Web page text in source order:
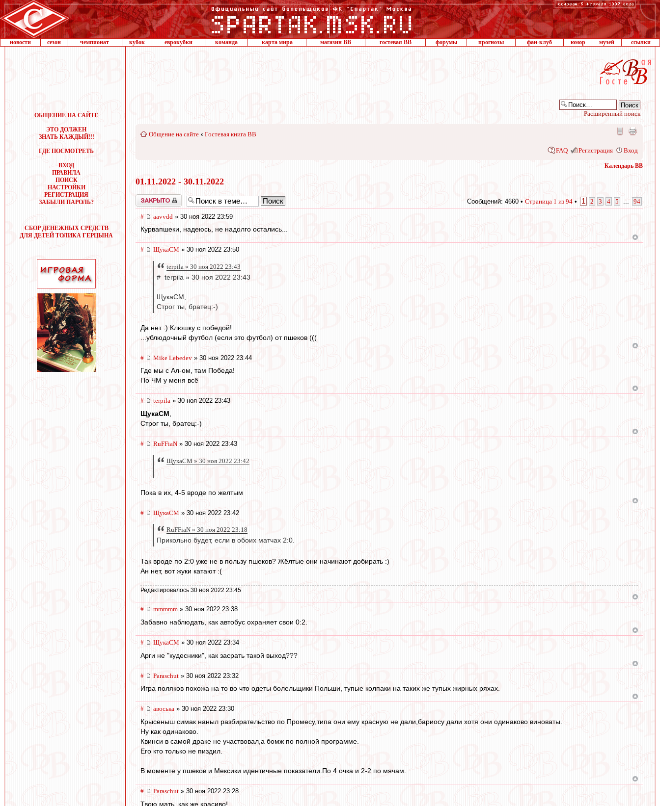
новости сезон чемпионат кубок еврокубки команда карта мира магазин ВВ гостевая ВВ форумы прогнозы фан-клуб юмор музей ссылки
ОБЩЕНИЕ НА САЙТЕ
ЭТО ДОЛЖЕН
ЗНАТЬ КАЖДЫЙ!!!
ГДЕ ПОСМОТРЕТЬ
ВХОД
ПРАВИЛА
ПОИСК
НАСТРОЙКИ
РЕГИСТРАЦИЯ
ЗАБЫЛИ ПАРОЛЬ?
СБОР ДЕНЕЖНЫХ СРЕДСТВ
ДЛЯ ДЕТЕЙ ТОЛИКА ГЕРЦЫНА
Расширенный поиск
Общение на сайте ‹ Гостевая книга ВВ
FAQ Регистрация Вход
Календарь ВВ
01.11.2022 - 30.11.2022
Закрыто Сообщений: 4660 • Страница 1 из 94 • 1 2 3 4 5 94
# aavvdd » 30 ноя 2022 23:59
Курвапшеки, надеюсь, не надолго остались...
# ЩукаСМ » 30 ноя 2022 23:50
terpila » 30 ноя 2022 23:43
# terpila » 30 ноя 2022 23:43
ЩукаСМ,
Строг ты, братец:-)
Да нет :) Клюшку с победой!
...ублюдочный футбол (если это футбол) от пшеков (((
# Mike Lebedev » 30 ноя 2022 23:44
Где мы с Ал-ом, там Победа!
По ЧМ у меня всё
# terpila » 30 ноя 2022 23:43
ЩукаСМ
Строг ты, братец:-)
# RuFFiaN » 30 ноя 2022 23:43
ЩукаСМ » 30 ноя 2022 23:42
Пока в их, 4-5 вроде по желтым
# ЩукаСМ » 30 ноя 2022 23:42
RuFFiaN » 30 ноя 2022 23:18
Прикольно будет, если в обоих матчах 2:0.
Так вроде по 2:0 уже не в пользу пшеков? Жёлтые они начинают добирать :)
Ан нет, вот жуки катают :(
Редактировалось 30 ноя 2022 23:45
# mmmmm » 30 ноя 2022 23:38
Забавно наблюдать, как автобус охраняет свои 0:2.
# ЩукаСМ » 30 ноя 2022 23:34
Арги не "кудесники", как засрать такой выход???
# Paraschut » 30 ноя 2022 23:32
Игра поляков похожа на то во что одеты болельщики Польши, тупые колпаки на таких же тупых жирных ряхах.
# авоська » 30 ноя 2022 23:30
Крысеныш симак наныл разбирательство по Промесу,типа они ему красную не дали,бариосу дали хотя они одинаково виноваты.
Ну как одинаково.
Квинси в самой драке не участвовал,а бомж по полной программе.
Его кто только не пиздил.
В моменте у пшеков и Мексики идентичные показатели.По 4 очка и 2-2 по мячам.
# Paraschut » 30 ноя 2022 23:28
Твою мать, как же красиво!